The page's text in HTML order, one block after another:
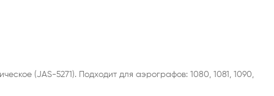
(JAS-5271). Подходит для аэрографов: 1080, 1081, 1090,